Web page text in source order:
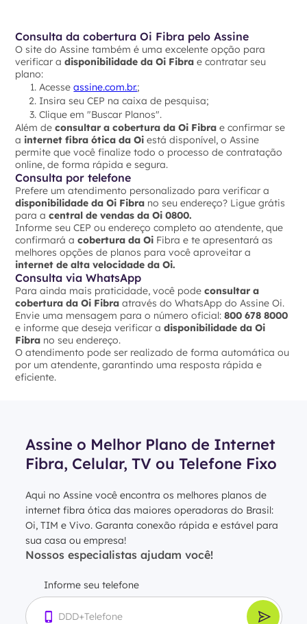
Consulta da cobertura Oi Fibra pelo Assine
O site do Assine também é uma excelente opção para
verificar a disponibilidade da Oi Fibrae contratar seu
plano:
Acesseassine.com.br.;
Insira seu CEP na caixa de pesquisa;
Clique em "Buscar Planos".
Além deconsultar a cobertura da Oi Fibra e confirmar se
a internet fibra ótica da Oi está disponível, o Assine
permite que você finalize todo o processo de contratação
online, de forma rápida e segura.
Consulta por telefone
Prefere um atendimento personalizado para verificar a
disponibilidade da Oi Fibra no seu endereço? Ligue grátis
para acentral de vendas da Oi 0800.
Informe seu CEP ou endereço completo ao atendente, que
confirmará acobertura da Oi Fibra e te apresentará as
melhores opções de planos para você aproveitar a
internet de alta velocidade da Oi.
Consulta via WhatsApp
Para ainda mais praticidade, você podeconsultar a
cobertura da Oi Fibra através do WhatsApp do Assine Oi.
Envie uma mensagem para o número oficial:800 678 8000
e informe que deseja verificar adisponibilidade da Oi
Fibra no seu endereço.
O atendimento pode ser realizado de forma automática ou
por um atendente, garantindo uma resposta rápida e
eficiente.
Assine o Melhor Plano de Internet
Fibra, Celular, TV ou Telefone Fixo
Aqui no Assine você encontra os melhores planos de
internet fibra ótica das maiores operadoras do Brasil:
Oi, TIM e Vivo. Garanta conexão rápida e estável para
sua casa ou empresa!
Nossos especialistas ajudam você!
Informe seu telefone